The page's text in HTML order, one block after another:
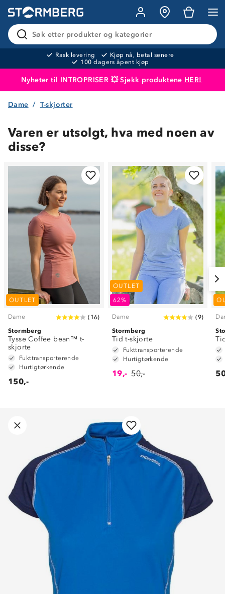
Søk etter produkter og kategorier
Rask levering
Kjøp nå, betal senere
100 dagers åpent kjøp
Nyheter til INTROPRISER 💥 Sjekk produktene HER!
Produktet er lagt i handlekurven
Dame T-skjorter
Varen er utsolgt, hva med noen av
disse?
OUTLET
Dame ( 16)
Stormberg
Tysse Coffee bean™ t-
skjorte
Fukttransporterende
Hurtigtørkende
150,-
OUTLET
62%
Dame (9)
Stormberg
Tid t-skjorte
Fukttransporterende
Hurtigtørkende
19,- 50,-